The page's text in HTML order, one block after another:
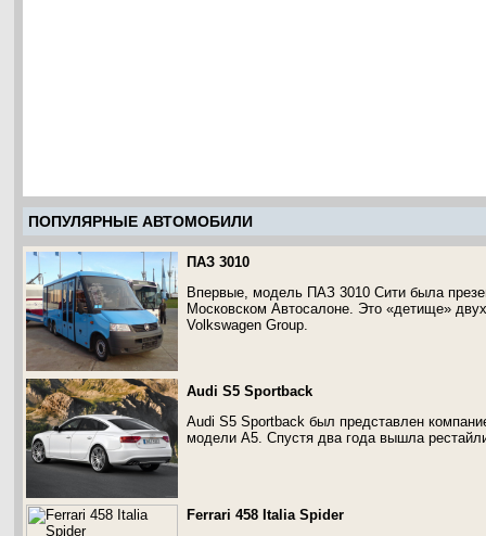
ПОПУЛЯРНЫЕ АВТОМОБИЛИ
ПАЗ 3010
Впервые, модель ПАЗ 3010 Сити была
Московском Автосалоне. Это «детище»
Volkswagen Group.
Audi S5 Sportback
Audi S5 Sportback был представлен
модели A5. Спустя два года вышла
Ferrari 458 Italia Spider